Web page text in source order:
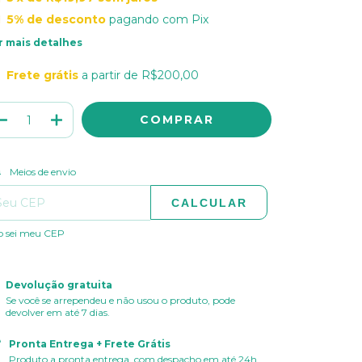
5% de descontopagando com Pix
mais detalhes
Frete grátis a partir de R$200,00
para o CEP:
Meios de envio
CALCULAR
sei meu CEP
Devolução gratuita
Se você se arrependeu e não usou o produto, pode
devolver em até 7 dias.
Pronta Entrega + Frete Grátis
Produto a pronta entrega, com despacho em até 24h